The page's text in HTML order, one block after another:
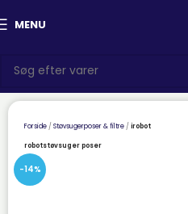
MENU
Forside Støvsugerposer & filtre irobot
robotstøvsuger poser
-14%